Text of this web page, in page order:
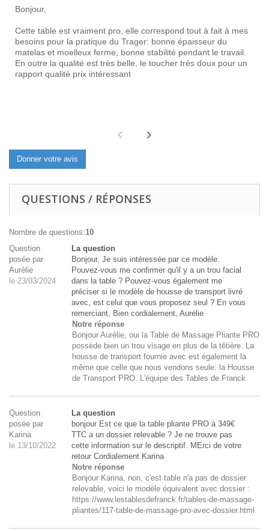
Bonjour,
Cette table est vraiment pro, elle correspond tout à fait à mes
besoins pour la pratique du Trager: bonne épaisseur du
matelas et moelleux ferme, bonne stabilité pendant le travail.
En outre la qualité est très belle, le toucher très doux pour un
rapport qualité prix intéressant
Donner votre avis
QUESTIONS / RÉPONSES
Nombre de questions:10
Question
posée par
Aurélie
le 23/03/2024
La question
Bonjour, Je suis intéressée par ce modèle.
Pouvez-vous me confirmer qu'il y a un trou facial
dans la table ? Pouvez-vous également me
préciser si le modèle de housse de transport livré
avec, est celui que vous proposez seul ? En vous
remerciant, Bien cordialement, Aurélie
Notre réponse
Bonjour Aurélie, oui la Table de Massage Pliante PRO
possède bien un trou visage en plus de la têtière. La
housse de transport fournie avec est également la
même que celle que nous vendons seule: la Housse
de Transport PRO. L'équipe des Tables de Franck
Question
posée par
Karina
le 13/10/2022
La question
bonjour Est ce que la table pliante PRO à 349€
TTC a un dossier relevable ? Je ne trouve pas
cette information sur le descriptif. MErci de votre
retour Cordialement Karina
Notre réponse
Bonjour Karina, non, c'est table n'a pas de dossier
relevable, voici le modèle équivalent avec dossier :
https://www.lestablesdefranck.fr/tables-de-massage-
pliantes/117-table-de-massage-pro-avec-dossier.html